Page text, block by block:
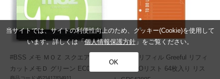
#BSS メモ ＭＯＺ スクエアダイ
カットメモＤ グリーン EC032D
商品コード:4521417834911
#Greeful リフィル Greeful リフィ
ルS TODOリスト 64枚入り リス
当サイトでは、サイトの利便性向上のため、クッキー(Cookie)を使用して
います。詳しくは「個人情報保護方針 」をご覧ください。
OK